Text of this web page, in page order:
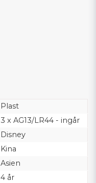
Plast
3 x AG13/LR44 - ingår
Disney
Kina
Asien
4 år